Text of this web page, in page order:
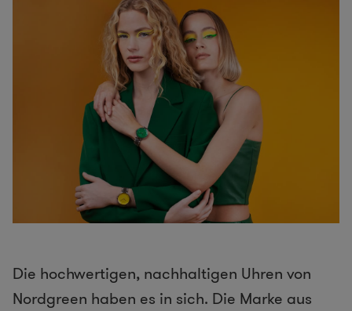
Die hochwertigen, nachhaltigen Uhren von
Nordgreen haben es in sich. Die Marke aus